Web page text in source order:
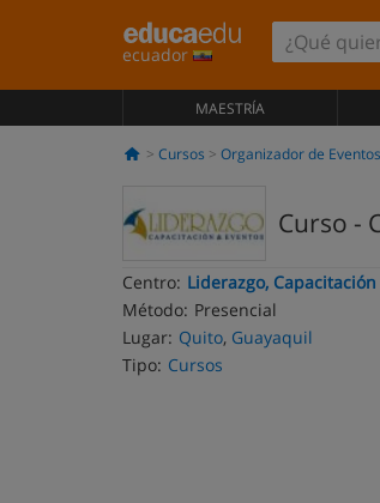
ecuador
MAESTRÍA
Cursos Organizador de Eventos
Curso -
Centro: Liderazgo,
Método: Presencial
Lugar: Quito, Guayaquil
Tipo: Cursos